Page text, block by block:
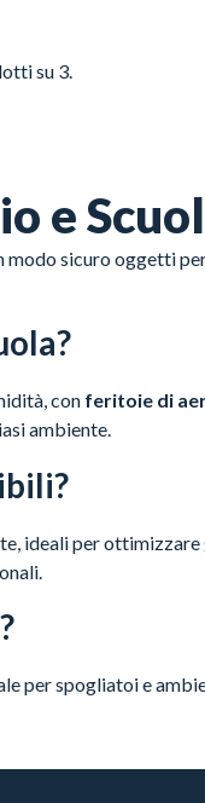
su 3.
e
sicuro oggetti
con feritoie di
ambiente.
ideali per ottimizzare
per spogliatoi e